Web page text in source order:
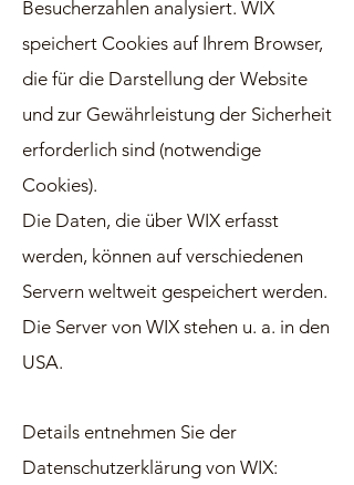
Besucherzahlen analysiert. WIX
speichert Cookies auf Ihrem Browser,
die für die Darstellung der Website
und zur Gewährleistung der Sicherheit
erforderlich sind (notwendige
Cookies).
Die Daten, die über WIX erfasst
werden, können auf verschiedenen
Servern weltweit gespeichert werden.
Die Server von WIX stehen u. a. in den
USA.
Details entnehmen Sie der
Datenschutzerklärung von WIX: